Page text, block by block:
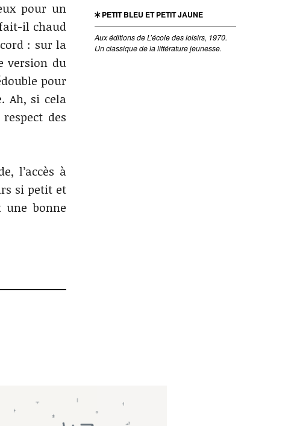
PETIT BLEU ET PETIT JAUNE
Aux éditions de L’école des loisirs, 1970.
Un classique de la littérature jeunesse.
pour un
il chaud
: sur la
version du
pour
Ah, si cela
des
l’accès à
si petit et
une bonne